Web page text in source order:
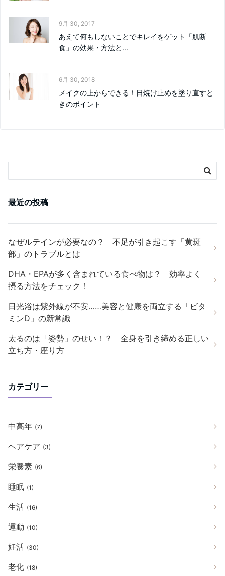
9月 30, 2017
あえて何もしないことでキレイをゲット「肌断
食」の効果・方法と...
6月 30, 2018
メイクの上からできる！日焼け止めを塗り直すと
きのポイント
最近の投稿
なぜルテインが必要なの？ 不足が引き起こす「黄斑
部」のトラブルとは
DHA・EPAが多く含まれている食べ物は？ 効率よく
摂る方法をチェック！
日光浴は紫外線が不安……美容と健康を両立する「ビタ
ミンD」の新常識
太るのは「姿勢」のせい！？ 全身を引き締める正しい
立ち方・座り方
カテゴリー
中高年 (7)
ヘアケア (3)
栄養素 (6)
睡眠 (1)
生活 (16)
運動 (10)
妊活 (30)
老化 (18)